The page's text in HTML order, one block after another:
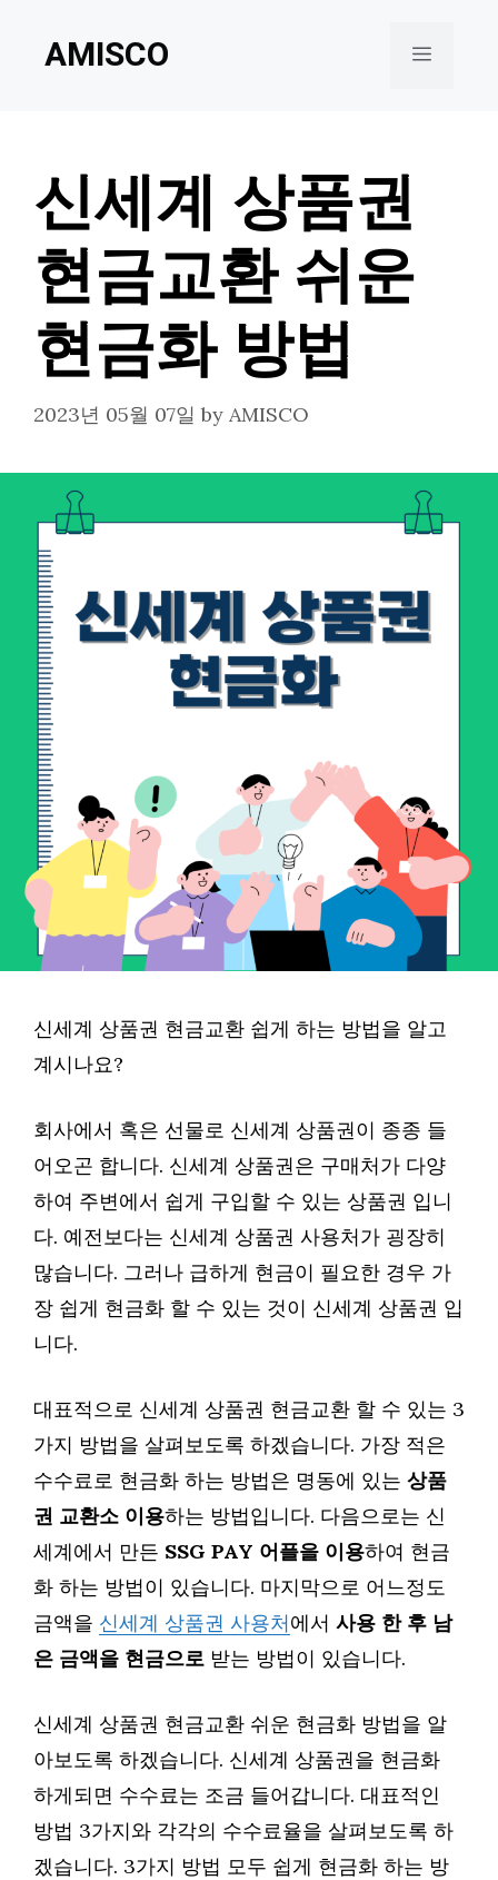
AMISCO Menu
신세계 상품권
현금교환 쉬운
현금화 방법
2023년 05월 07일 by AMISCO
신세계 상품권 현금교환 쉽게 하는 방법을 알고
계시나요?
회사에서 혹은 선물로 신세계 상품권이 종종 들
어오곤 합니다. 신세계 상품권은 구매처가 다양
하여 주변에서 쉽게 구입할 수 있는 상품권 입니
다. 예전보다는 신세계 상품권 사용처가 굉장히
많습니다. 그러나 급하게 현금이 필요한 경우 가
장 쉽게 현금화 할 수 있는 것이 신세계 상품권 입
니다.
대표적으로 신세계 상품권 현금교환 할 수 있는 3
가지 방법을 살펴보도록 하겠습니다. 가장 적은
수수료로 현금화 하는 방법은 명동에 있는 상품
권 교환소 이용하는 방법입니다. 다음으로는 신
세계에서 만든 SSG PAY 어플을 이용하여 현금
화 하는 방법이 있습니다. 마지막으로 어느정도
금액을 신세계 상품권 사용처에서 사용 한 후 남
은 금액을 현금으로 받는 방법이 있습니다.
신세계 상품권 현금교환 쉬운 현금화 방법을 알
아보도록 하겠습니다. 신세계 상품권을 현금화
하게되면 수수료는 조금 들어갑니다. 대표적인
방법 3가지와 각각의 수수료율을 살펴보도록 하
겠습니다. 3가지 방법 모두 쉽게 현금화 하는 방